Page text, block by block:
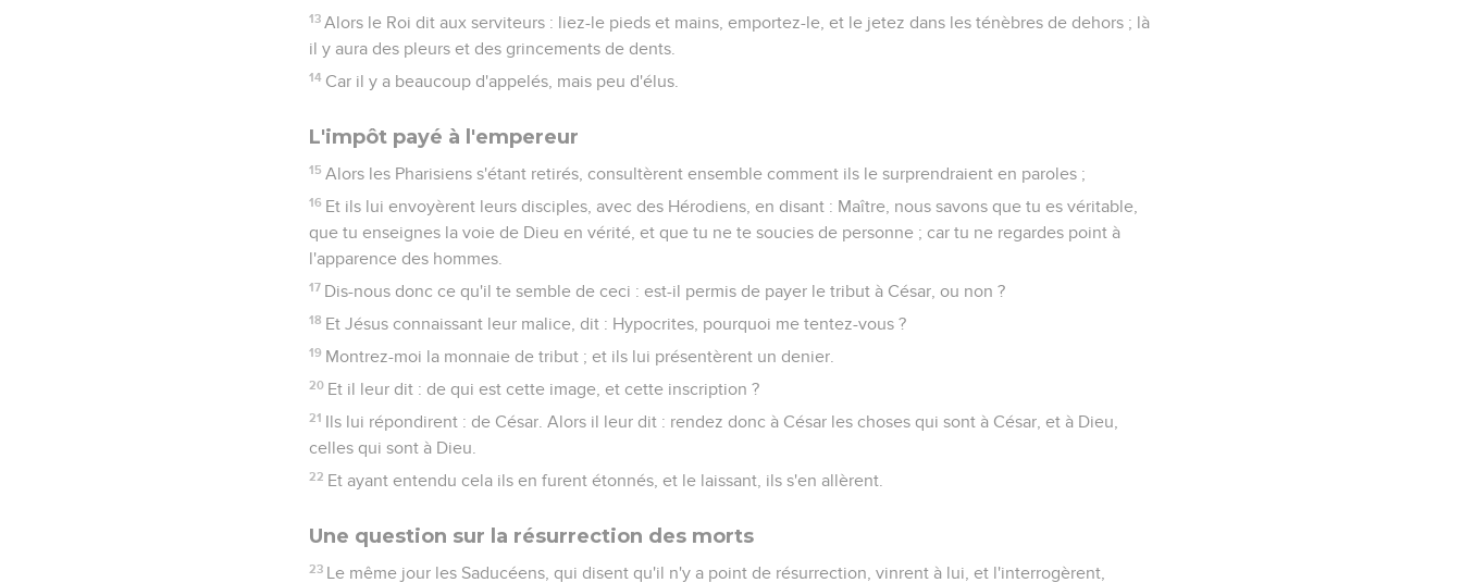
13 Alors le Roi dit aux serviteurs : liez-le pieds et mains, emportez-le, et le jetez dans les ténèbres de dehors ; là
il y aura des pleurs et des grincements de dents.
14 Car il y a beaucoup d'appelés, mais peu d'élus.
L'impôt payé à l'empereur
15 Alors les Pharisiens s'étant retirés, consultèrent ensemble comment ils le surprendraient en paroles ;
16 Et ils lui envoyèrent leurs disciples, avec des Hérodiens, en disant : Maître, nous savons que tu es véritable,
que tu enseignes la voie de Dieu en vérité, et que tu ne te soucies de personne ; car tu ne regardes point à
l'apparence des hommes.
17 Dis-nous donc ce qu'il te semble de ceci : est-il permis de payer le tribut à César, ou non ?
18 Et Jésus connaissant leur malice, dit : Hypocrites, pourquoi me tentez-vous ?
19 Montrez-moi la monnaie de tribut ; et ils lui présentèrent un denier.
20 Et il leur dit : de qui est cette image, et cette inscription ?
21 Ils lui répondirent : de César. Alors il leur dit : rendez donc à César les choses qui sont à César, et à Dieu,
celles qui sont à Dieu.
22 Et ayant entendu cela ils en furent étonnés, et le laissant, ils s'en allèrent.
Une question sur la résurrection des morts
23 Le même jour les Saducéens, qui disent qu'il n'y a point de résurrection, vinrent à lui, et l'interrogèrent,